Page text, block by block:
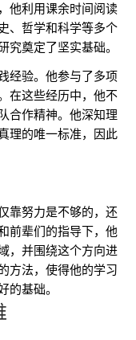
他利用课余时间阅读
、哲学和科学等多个
奠定了坚实基础。
经验。他参与了多项
在这些经历中，他不
合作精神。他深知理
理的唯一标准，因此
靠努力是不够的，还
前辈们的指导下，他
，并围绕这个方向进
方法，使得他的学习
的基础。